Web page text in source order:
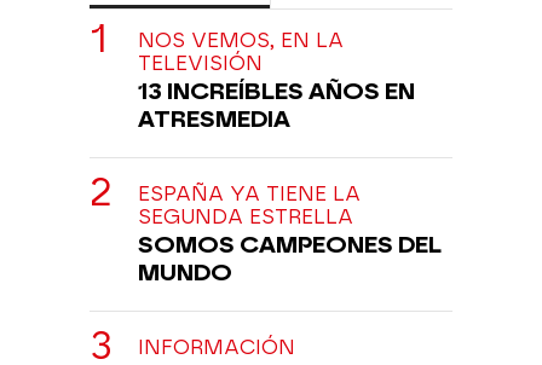
NOS VEMOS, EN LA
TELEVISIÓN
13 INCREÍBLES AÑOS EN
ATRESMEDIA
ESPAÑA YA TIENE LA
SEGUNDA ESTRELLA
SOMOS CAMPEONES DEL
MUNDO
INFORMACIÓN